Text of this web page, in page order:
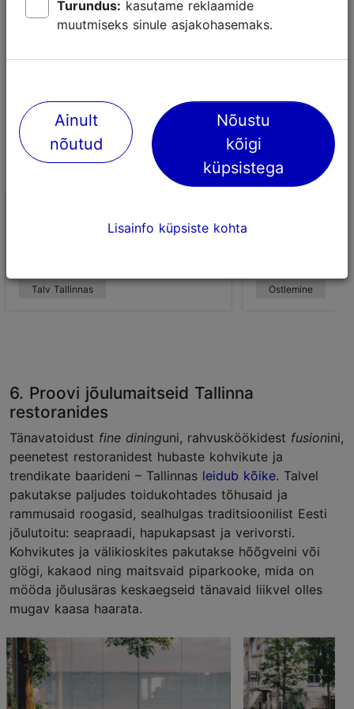
jõulukingitus vanalinna
Talv Tallinnas Ostlemine
6. Proovi jõulumaitseid Tallinna
restoranides
Tänavatoidust fine dininguni, rahvusköökidest fusionini,
peenetest restoranidest hubaste kohvikute ja
trendikate baarideni – Tallinnas leidub kõike. Talvel
pakutakse paljudes toidukohtades tõhusaid ja
rammusaid roogasid, sealhulgas traditsioonilist Eesti
jõulutoitu: seapraadi, hapukapsast ja verivorsti.
Kohvikutes ja välikioskites pakutakse hõõgveini või
glögi, kakaod ning maitsvaid piparkooke, mida on
mööda jõulusäras keskaegseid tänavaid liikvel olles
mugav kaasa haarata.
Turundus:
muutmiseks sinule asjakohasemaks.
Ainult
nõutud
Nõustu
kõigi
küpsistega
Lisainfo küpsiste kohta